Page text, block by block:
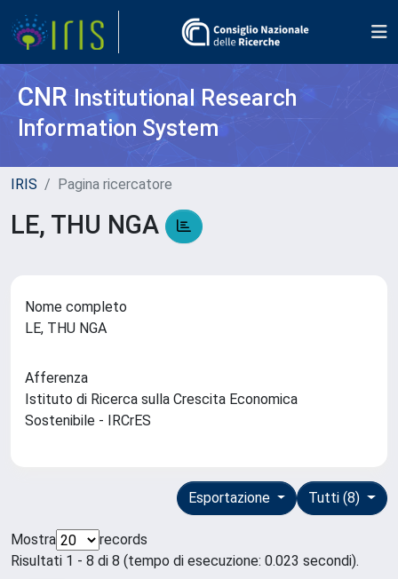
CNR Institutional Research
Information System
IRIS Pagina ricercatore
LE, THU NGA
Nome completo
LE, THU NGA
Afferenza
Istituto di Ricerca sulla Crescita Economica
Sostenibile - IRCrES
Tutti (8)
Esportazione
Mostra
records
Risultati 1 - 8 di 8 (tempo di esecuzione: 0.023 secondi).